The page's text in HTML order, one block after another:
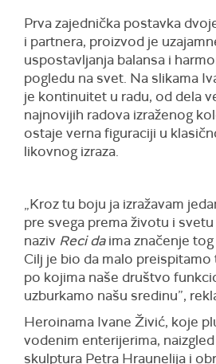
Prva zajednička postavka
i partnera, proizvod je
uspostavljanja balansa i
pogledu na svet. Na slikama
je kontinuitet u radu, od dela
najnovijih radova izraženog
ostaje verna figuraciji u
likovnog izraza.
„Kroz tu boju ja izražavam
pre svega prema životu i svetu
naziv Reci daima značenje
Cilj je bio da malo
po kojima naše društvo
uzburkamo našu sredinu”,
Heroinama Ivane Živić, koje
vodenim enterijerima,
skulptura Petra Hraunelija i